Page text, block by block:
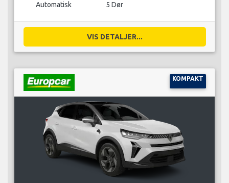
Automatisk 5 Dør
VIS DETALJER...
KOMPAKT